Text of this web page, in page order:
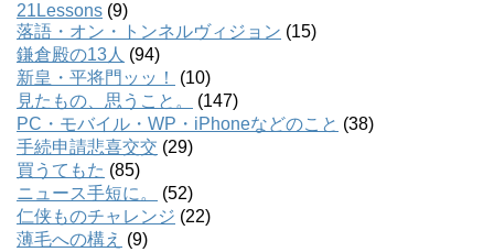
21Lessons (9)
落語・オン・トンネルヴィジョン (15)
鎌倉殿の13人 (94)
新皇・平将門ッッ！
(10)
見たもの、思うこと。
(147)
PC・モバイル・WP・iPhoneなどのこと (38)
手続申請悲喜交交 (29)
買うてもた (85)
ニュース手短に。
(52)
仁侠ものチャレンジ (22)
薄毛への構え (9)